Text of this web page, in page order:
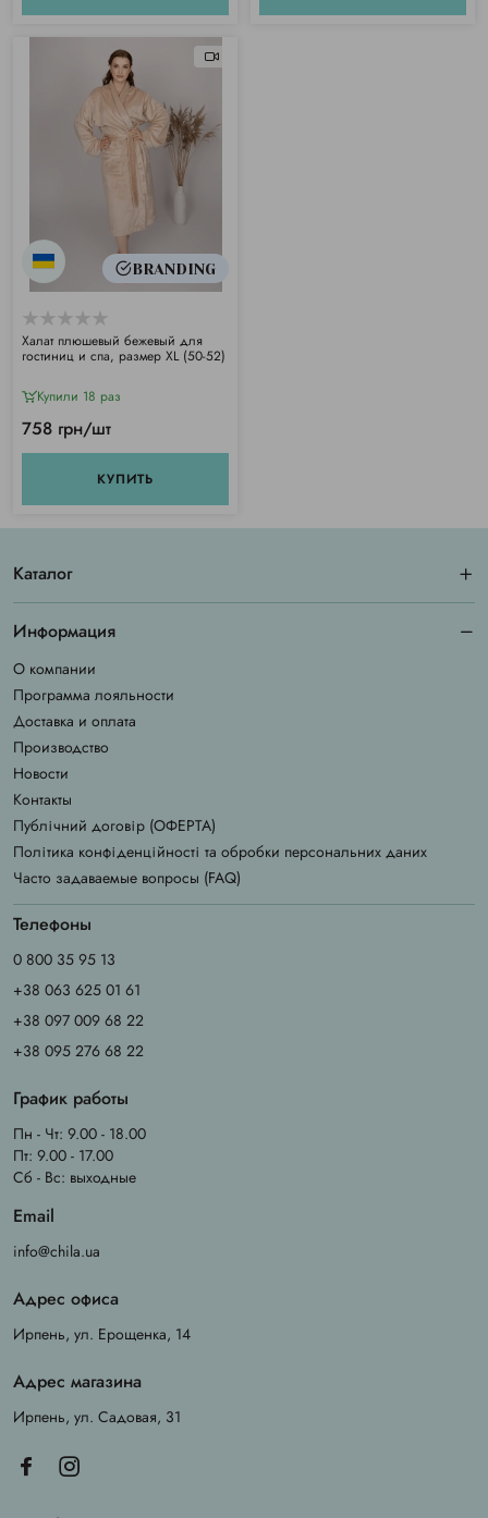
BRANDING
Халат плюшевый бежевый для
гостиниц и спа, размер XL (50-52)
Купили 18 раз
758 грн/шт
КУПИТЬ
Каталог
Информация
О компании
Программа лояльности
Доставка и оплата
Производство
Новости
Контакты
Публічний договір (ОФЕРТА)
Політика конфіденційності та обробки персональних даних
Часто задаваемые вопросы (FAQ)
Телефоны
0 800 35 95 13
+38 063 625 01 61
+38 097 009 68 22
+38 095 276 68 22
График работы
Пн - Чт: 9.00 - 18.00
Пт: 9.00 - 17.00
Сб - Вс: выходные
Email
info@chila.ua
Адрес офиса
Ирпень, ул. Ерощенка, 14
Адрес магазина
Ирпень, ул. Садовая, 31